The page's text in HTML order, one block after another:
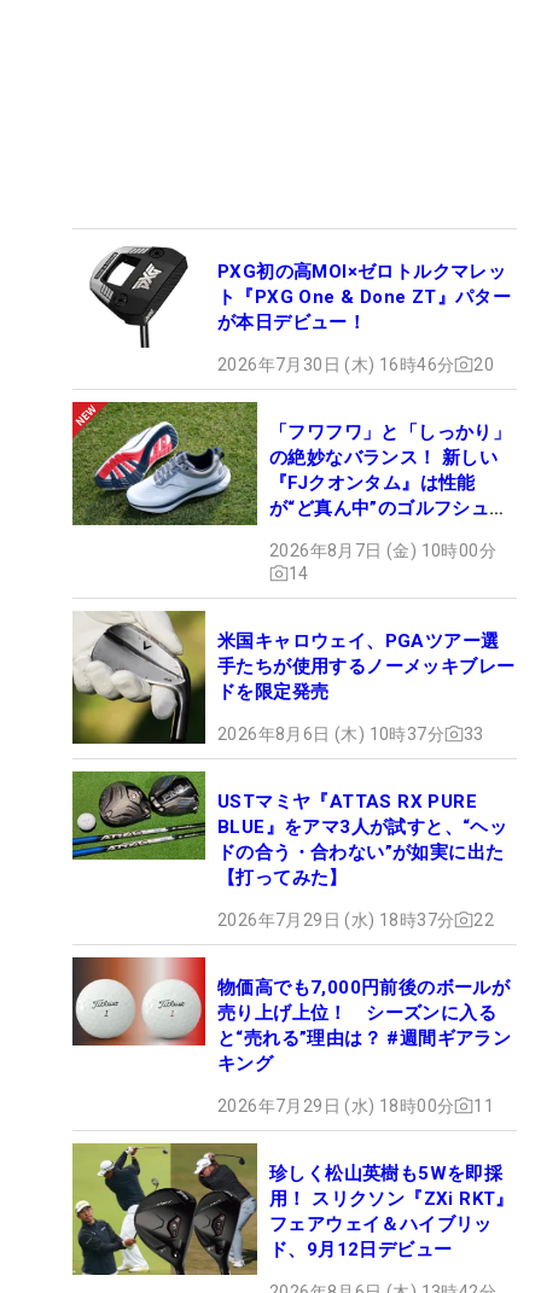
PXG初の高MOI×ゼロトルクマレッ
ト『PXG One & Done ZT』パター
が本日デビュー！
2026年7月30日 (木) 16時46分 20
「フワフワ」と「しっかり」
の絶妙なバランス！ 新しい
『FJクオンタム』は性能
が“ど真ん中”のゴルフシュー
2026年8月7日 (金) 10時00分
14
米国キャロウェイ、PGAツアー選
手たちが使用するノーメッキブレー
ドを限定発売
2026年8月6日 (木) 10時37分 33
USTマミヤ『ATTAS RX PURE
BLUE』をアマ3人が試すと、“ヘッ
ドの合う・合わない”が如実に出た
【打ってみた】
2026年7月29日 (水) 18時37分 22
物価高でも7,000円前後のボールが
売り上げ上位！ シーズンに入る
と“売れる”理由は？ #週間ギアラン
キング
2026年7月29日 (水) 18時00分 11
珍しく松山英樹も5Wを即採
用！ スリクソン『ZXi RKT』
フェアウェイ＆ハイブリッ
ド、9月12日デビュー